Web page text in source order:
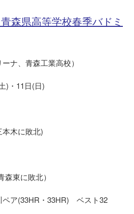
森県高等学校春季バドミ
ナ、青森工業高校）
)・11日(日)
木に敗北)
東に敗北）
ペア(33HR・33HR) ベスト32